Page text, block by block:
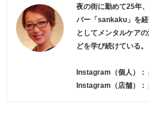
夜の街に勤めて25年
バー「sankaku」を
としてメンタルケア
どを学び続けている。
Instagram（個人）：
Instagram（店舗）：